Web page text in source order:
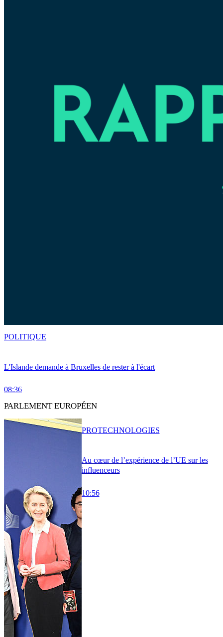
L'Islande demande à Bruxelles de rester à l'écart
08:36
POLITIQUE
PARLEMENT EUROPÉEN
Au cœur de l’expérience de l’UE sur les
influenceurs
10:56
PROTECHNOLOGIES